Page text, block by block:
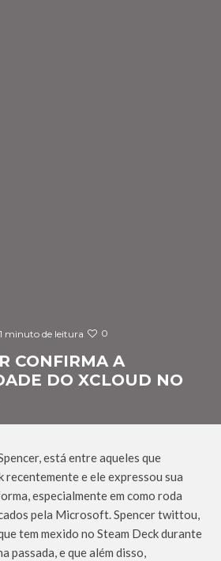
1 minuto de leitura 0
CONFIRMA A
DO XCLOUD NO
está entre aqueles que
recentemente e ele expressou sua
especialmente em como roda
pela Microsoft. Spencer twittou,
tem mexido no Steam Deck durante
passada, e que além disso,